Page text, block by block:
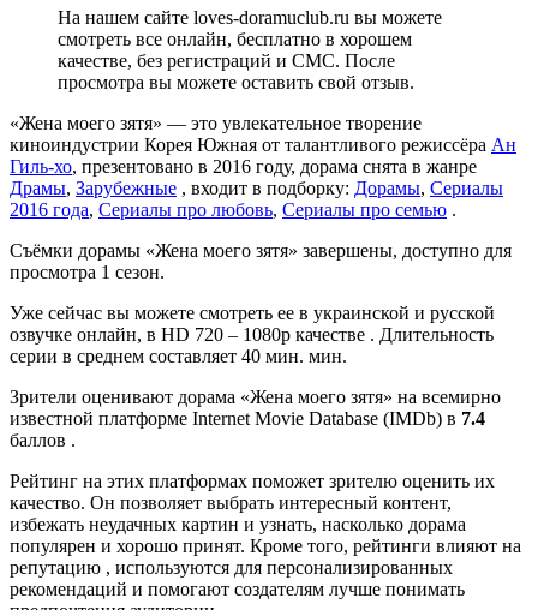
На нашем сайте loves-doramuclub.ru вы можете
смотреть все онлайн, бесплатно в хорошем
качестве, без регистраций и СМС. После
просмотра вы можете оставить свой отзыв.
«Жена моего зятя» — это увлекательное творение
киноиндустрии Корея Южная от талантливого режиссёра Ан
Гиль-хо, презентовано в 2016 году, дорама снята в жанре
Драмы, Зарубежные , входит в подборку: Дорамы, Сериалы
2016 года, Сериалы про любовь, Сериалы про семью .
Съёмки дорамы «Жена моего зятя» завершены, доступно для
просмотра 1 сезон.
Уже сейчас вы можете смотреть ее в украинской и русской
озвучке онлайн, в HD 720 – 1080p качестве . Длительность
серии в среднем составляет 40 мин. мин.
Зрители оценивают дорама «Жена моего зятя» на всемирно
известной платформе Internet Movie Database (IMDb) в 7.4
баллов .
Рейтинг на этих платформах поможет зрителю оценить их
качество. Он позволяет выбрать интересный контент,
избежать неудачных картин и узнать, насколько дорама
популярен и хорошо принят. Кроме того, рейтинги влияют на
репутацию , используются для персонализированных
рекомендаций и помогают создателям лучше понимать